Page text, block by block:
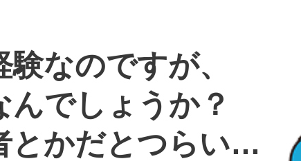
験なのですが、
でしょうか？
とかだとつらい…